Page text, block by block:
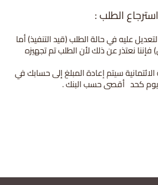
الطلب :
عليه في حالة الطلب (قيد التنفيذ) أما
نعتذر عن ذلك لأن الطلب تم تجهيزه
سيتم إعادة المبلغ إلى حسابك في
أقصى حسب البنك .